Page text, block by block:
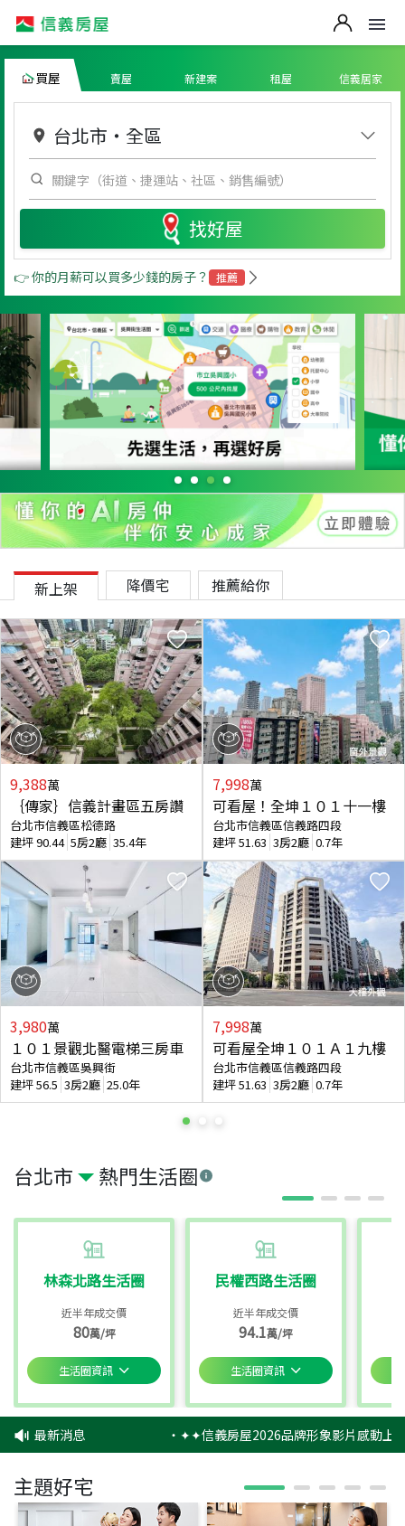
買屋 賣屋 新建案 租屋 信義居家
台北市 ・ 全區
找好屋
👉 你的月薪可以買多少錢的房子？ 推薦
台北市 熱門生活圈
林森北路生活圈
近半年成交價
80萬/坪
生活圈資訊
民權西路生活圈
近半年成交價
94.1萬/坪
生活圈資訊
新上架 降價宅 推薦給你
9,388萬
｛傳家｝信義計畫區五房讚
台北市信義區松德路
建坪90.44 5房2廳 35.4年
3,980萬
１０１景觀北醫電梯三房車
台北市信義區吳興街
建坪56.5 3房2廳 25.0年
7,998萬
可看屋！全坤１０１十一樓
台北市信義區信義路四段
建坪51.63 3房2廳 0.7年
7,998萬
可看屋全坤１０１Ａ１九樓
台北市信義區信義路四段
建坪51.63 3房2廳 0.7年
最新消息 ‧✦✦信義房屋2026品牌形象影片感動上
主題好宅